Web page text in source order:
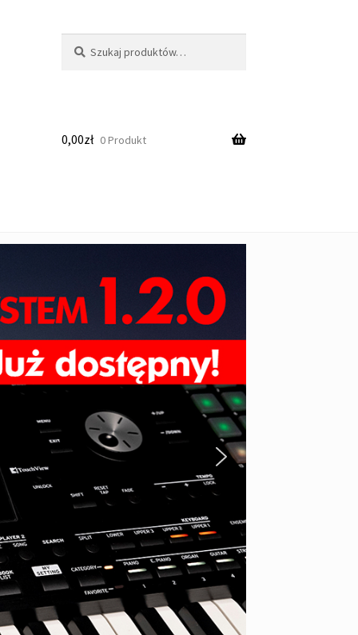
0,00zł 0 Produkt